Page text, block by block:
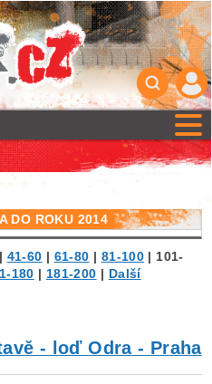
DO ROKU 2014
| 41-60 | 61-80 | 81-100 | 101-
180 | 181-200 | Další
- loď Odra - Praha